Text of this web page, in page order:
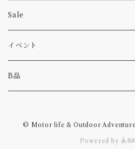
パンツ
パーカー・トレーナー
食べ物
Sale
カー
キャンプ
イベント
B品
© Motor life & Outdoor
Powered by